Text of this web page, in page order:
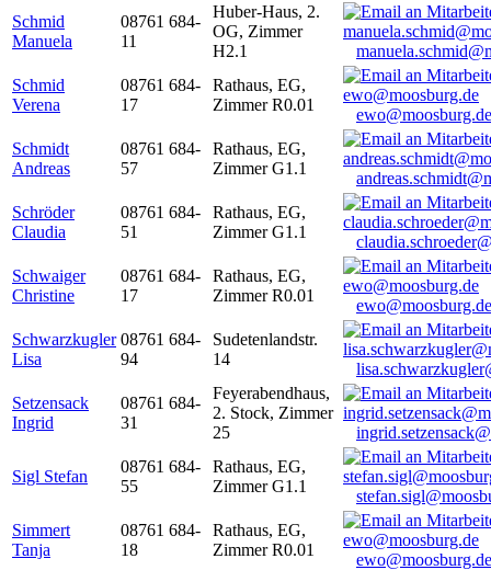
Schmid
Manuela
08761 684-
11
Huber-Haus, 2.
OG, Zimmer
H2.1
Schmid
Verena
08761 684-
17
Rathaus, EG,
Zimmer R0.01
ewo@moosburg.de
Schmidt
Andreas
08761 684-
57
Rathaus, EG,
Zimmer G1.1
Schröder
Claudia
08761 684-
51
Rathaus, EG,
Zimmer G1.1
Schwaiger
Christine
08761 684-
17
Rathaus, EG,
Zimmer R0.01
ewo@moosburg.de
Schwarzkugler
Lisa
08761 684-
94
Sudetenlandstr.
14
Setzensack
Ingrid
08761 684-
31
Feyerabendhaus,
2. Stock, Zimmer
25
Sigl Stefan
08761 684-
55
Rathaus, EG,
Zimmer G1.1
Simmert
Tanja
08761 684-
18
Rathaus, EG,
Zimmer R0.01
ewo@moosburg.de